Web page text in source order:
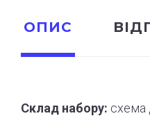
ОПИС
Склад набору: схема